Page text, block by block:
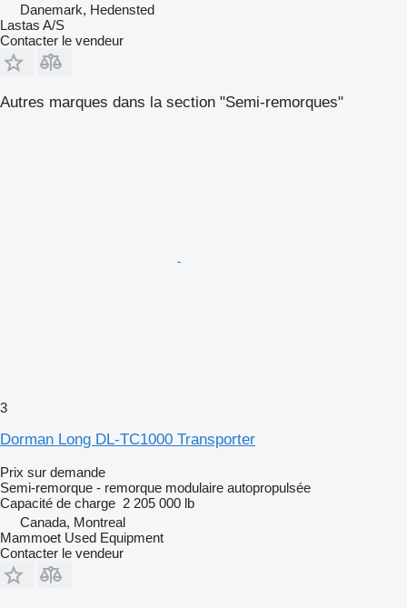
Danemark, Hedensted
Lastas A/S
Contacter le vendeur
Autres marques dans la section "Semi-remorques"
3
Dorman Long DL-TC1000 Transporter
Prix sur demande
Semi-remorque - remorque modulaire autopropulsée
Capacité de charge 2 205 000 lb
Canada, Montreal
Mammoet Used Equipment
Contacter le vendeur